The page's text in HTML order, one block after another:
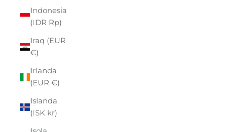
Indonesia
(IDR Rp)
Iraq (EUR
€)
Irlanda
(EUR €)
Islanda
(ISK kr)